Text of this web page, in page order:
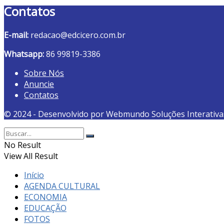
Contatos
E-mail: redacao@edcicero.com.br
Whatsapp:86 99819-3386
Sobre Nós
Anuncie
Contatos
© 2024 - Desenvolvido por Webmundo Soluções
No Result
View All Result
Início
AGENDA CULTURAL
ECONOMIA
EDUCAÇÃO
FOTOS